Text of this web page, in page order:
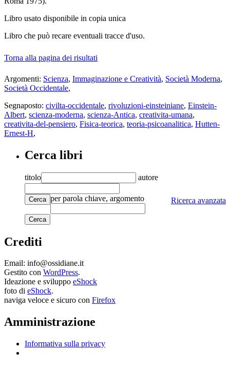
Libro usato disponibile in copia unica
Libro che può recare eventuali tracce d'uso.
Torna alla pagina dei risultati
Argomenti: Scienza, Immaginazione e Creatività, Società Moderna,
Società Occidentale,
Segnaposto: civilta-occidentale, rivoluzioni-einsteiniane, Einstein-
Albert, scienza-moderna, scienza-Antica, creativita-umana,
creativita-del-pensiero, Fisica-teorica, teoria-psicoanalitica, Hutten-
Ernest-H,
Cerca libri
titolo autore
Cerca Ricerca avanzata
per parola chiave, argomento
Crediti
Email: info@ossidiane.it
Gestito con WordPress.
Ideazione e sviluppo eShock
foto di eShock.
naviga veloce e sicuro con Firefox
Amministrazione
Informativa sulla privacy